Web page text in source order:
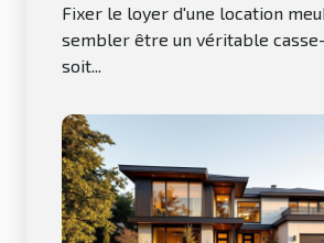
Fixer le loyer d'une location
sembler être un véritable
soit...